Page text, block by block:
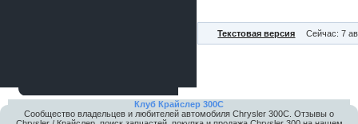
Текстовая версия Сейчас: 7
Клуб Крайслер 300C
Сообщество владельцев и любителей автомобиля Chrysler 300С. Отзывы о